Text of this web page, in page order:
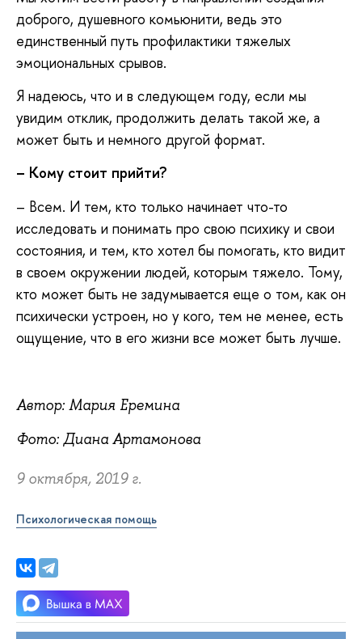
доброго, душевного комьюнити, ведь это
единственный путь профилактики тяжелых
эмоциональных срывов.
Я надеюсь, что и в следующем году, если мы
увидим отклик, продолжить делать такой же, а
может быть и немного другой формат.
– Кому стоит прийти?
– Всем. И тем, кто только начинает что-то
исследовать и понимать про свою психику и свои
состояния, и тем, кто хотел бы помогать, кто видит
в своем окружении людей, которым тяжело. Тому,
кто может быть не задумывается еще о том, как он
психически устроен, но у кого, тем не менее, есть
ощущение, что в его жизни все может быть лучше.
Автор: Мария Еремина
Фото: Диана Артамонова
9 октября, 2019 г.
Психологическая помощь